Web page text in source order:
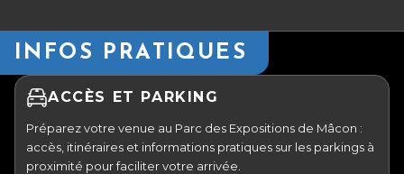
INFOS PRATIQUES
ACCÈS ET PARKING
Préparez votre venue au Parc des Expositions de Mâcon :
accès, itinéraires et informations pratiques sur les parkings à
proximité pour faciliter votre arrivée.